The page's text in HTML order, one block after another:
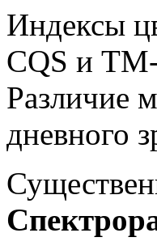
Индексы
CQS и
Различие
дневного